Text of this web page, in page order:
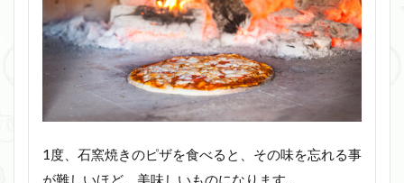
1度、石窯焼きのピザを食べると、その味を忘れる事
が難しいほど、美味しいものになります。